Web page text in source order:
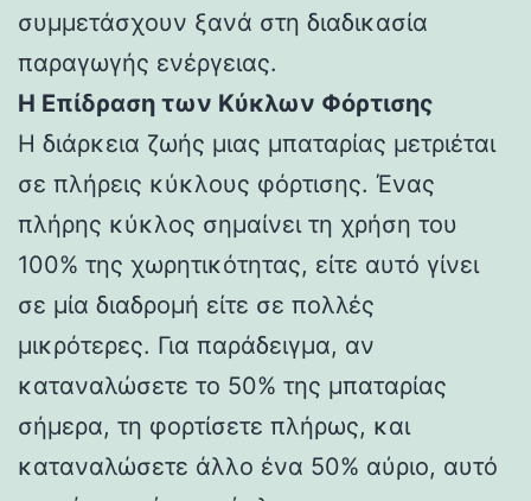
συμμετάσχουν ξανά στη διαδικασία
παραγωγής ενέργειας.
Η Επίδραση των Κύκλων Φόρτισης
Η διάρκεια ζωής μιας μπαταρίας μετριέται
σε πλήρεις κύκλους φόρτισης. Ένας
πλήρης κύκλος σημαίνει τη χρήση του
100% της χωρητικότητας, είτε αυτό γίνει
σε μία διαδρομή είτε σε πολλές
μικρότερες. Για παράδειγμα, αν
καταναλώσετε το 50% της μπαταρίας
σήμερα, τη φορτίσετε πλήρως, και
καταναλώσετε άλλο ένα 50% αύριο, αυτό